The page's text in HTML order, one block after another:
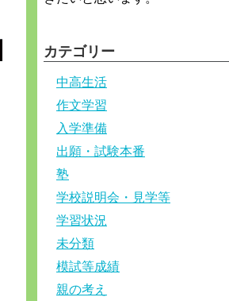
カテゴリー
中高生活
作文学習
入学準備
出願・試験本番
塾
学校説明会・見学等
学習状況
未分類
模試等成績
親の考え